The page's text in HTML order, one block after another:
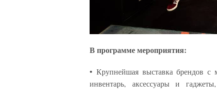
В программе мероприятия:
• Крупнейшая выставка брендов
инвентарь, аксессуары и